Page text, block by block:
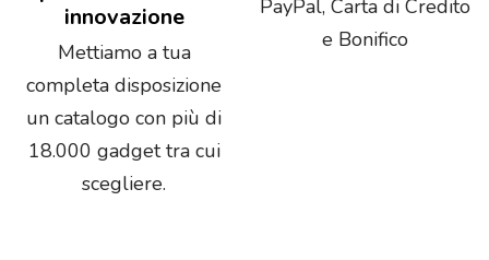
innovazione
Mettiamo a tua
completa disposizione
un catalogo con più di
18.000 gadget tra cui
scegliere.
PayPal, Carta di Credito
e Bonifico